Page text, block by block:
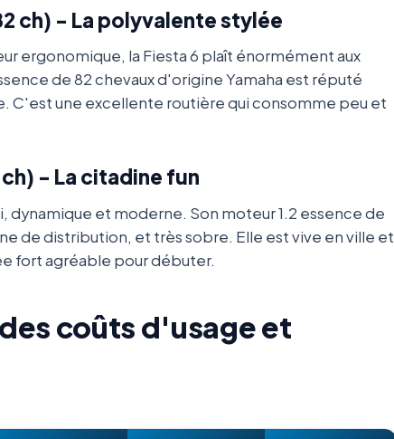
ch) - La polyvalente stylée
ergonomique, la Fiesta 6 plaît énormément aux
de 82 chevaux d'origine Yamaha est réputé
C'est une excellente routière qui consomme peu et
- La citadine fun
dynamique et moderne. Son moteur 1.2 essence de
de distribution, et très sobre. Elle est vive en ville et
fort agréable pour débuter.
coûts d'usage et